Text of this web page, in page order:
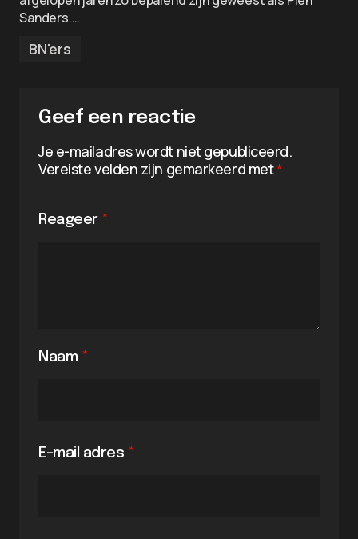
Sanders.…
BN'ers
Geef een reactie
Je e-mailadres wordt niet gepubliceerd.
Vereiste velden zijn gemarkeerd met*
Reageer *
Naam *
E-mail adres *